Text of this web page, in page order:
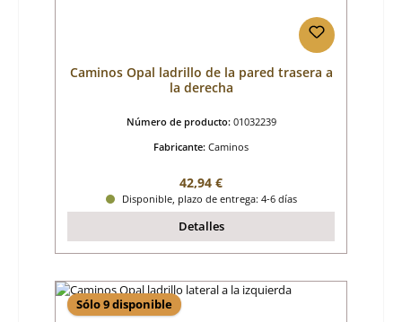
Caminos Opal ladrillo de la pared trasera a
la derecha
Número de producto: 01032239
Fabricante: Caminos
Precio normal:
42,94 €
Disponible, plazo de entrega: 4-6 días
Detalles
Sólo 9 disponible